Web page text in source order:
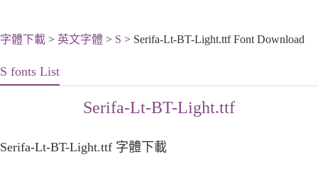
字體下載 > 英文字體 > S > Serifa-Lt-BT-Light.ttf Font Download
S fonts List
Serifa-Lt-BT-Light.ttf
Serifa-Lt-BT-Light.ttf 字體下載